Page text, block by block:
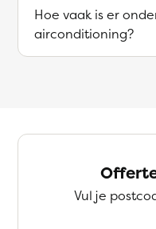
Hoe vaak is er
airconditioning?
Vul je